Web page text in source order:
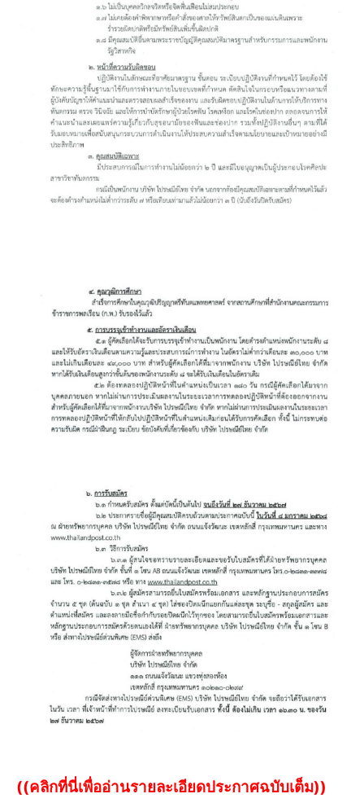
((คลิกที่นี่เพื่ออ่านรายละเอียดประกาศฉบับเต็ม))